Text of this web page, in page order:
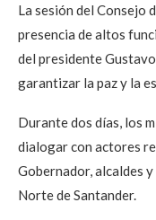
La sesión del Consejo
presencia de altos
del presidente
garantizar la paz y la
Durante dos días, los
dialogar con actores
Gobernador, alcaldes
Norte de Santander.